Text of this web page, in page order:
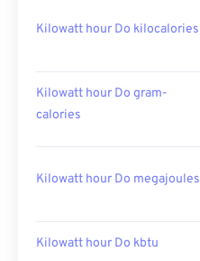
Kilowatt hour Do kilocalories
Kilowatt hour Do gram-
calories
Kilowatt hour Do megajoules
Kilowatt hour Do kbtu